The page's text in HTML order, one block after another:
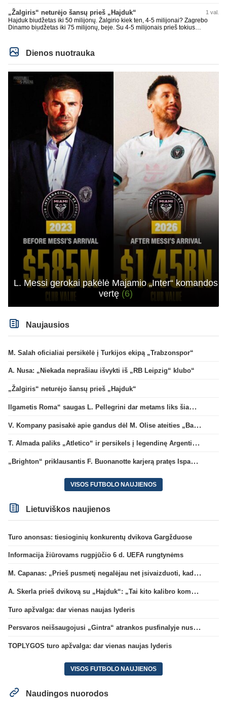
„Žalgiris“ neturėjo šansų prieš „Hajduk“ 1 val.
Hajduk biudžetas iki 50 milijonų. Žalgirio kiek ten, 4-5 milijonai? Zagrebo
Dinamo biudžetas iki 75 milijonų, beje. Su 4-5 milijonais prieš tokius
nebuvo ir nebus. Realu tik su Sakartvelais ir islandais ir pan. tikėtis teigiamo
rezultato.Dienos nuotrauka
L. Messi gerokai pakėlė Majamio „Inter“ komandos
vertę (6)
Naujausios
M. Salah oficialiai persikėlė į Turkijos ekipą „Trabzonspor“
A. Nusa: „Niekada neprašiau išvykti iš „RB Leipzig“ klubo“
„Žalgiris“ neturėjo šansų prieš „Hajduk“
Ilgametis Roma“ saugas L. Pellegrini dar metams liks šiame klube
V. Kompany pasisakė apie gandus dėl M. Olise ateities „Bayern“ gretose
T. Almada paliks „Atletico“ ir persikels į legendinę Argentinos ekipą
„Brighton“ priklausantis F. Buonanotte karjerą pratęs Ispanijoje
VISOS FUTBOLO NAUJIENOS
Lietuviškos naujienos
Turo anonsas: tiesioginių konkurentų dvikova Gargžduose
Informacija žiūrovams rugpjūčio 6 d. UEFA rungtynėms
M. Capanas: „Prieš pusmetį negalėjau net įsivaizduoti, kad žaisime prieš „Hajduk“
A. Skerla prieš dvikovą su „Hajduk“: „Tai kito kalibro komanda“
Turo apžvalga: dar vienas naujas lyderis
Persvaros neišsaugojusi „Gintra“ atrankos pusfinalyje nusileido Škotijos čempionėms
TOPLYGOS turo apžvalga: dar vienas naujas lyderis
VISOS FUTBOLO NAUJIENOS
Naudingos nuorodos